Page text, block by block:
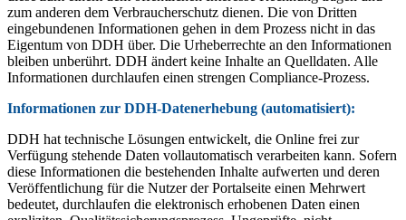
zum anderen dem Verbraucherschutz dienen. Die von Dritten
eingebundenen Informationen gehen in dem Prozess nicht in das
Eigentum von DDH über. Die Urheberrechte an den Informationen
bleiben unberührt. DDH ändert keine Inhalte an Quelldaten. Alle
Informationen durchlaufen einen strengen Compliance-Prozess.
Informationen zur DDH-Datenerhebung (automatisiert):
DDH hat technische Lösungen entwickelt, die Online frei zur
Verfügung stehende Daten vollautomatisch verarbeiten kann. Sofern
diese Informationen die bestehenden Inhalte aufwerten und deren
Veröffentlichung für die Nutzer der Portalseite einen Mehrwert
bedeutet, durchlaufen die elektronisch erhobenen Daten einen